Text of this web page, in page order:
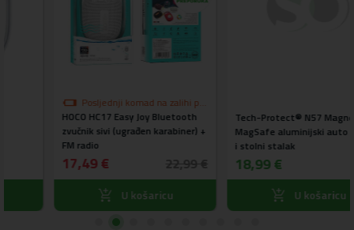
Tech-Protect® N57 Magnetni
MagSafe aluminijski auto stalak
i stolni stalak
18,99 €
U košaricu
Tech-protect® ULS200
Aluminijski stalak za laptop sivi
57,99 €
U košaricu